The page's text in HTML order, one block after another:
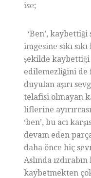
ise;
‘Ben’,
imgesine sıkı
şekilde
edilemezliğini de
duyulan aşırı
telafisi olmayan
liflerine
‘ben’, bu acı
devam eden
daha önce hiç
Aslında
kaybetmekten